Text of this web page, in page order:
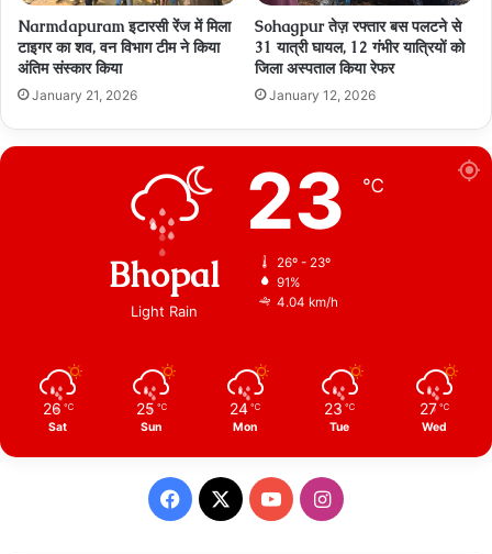
Narmdapuram इटारसी रेंज में मिला
टाइगर का शव, वन विभाग टीम ने किया
अंतिम संस्कार किया
January 21, 2026
Sohagpur तेज़ रफ्तार बस पलटने से
31 यात्री घायल, 12 गंभीर यात्रियों को
जिला अस्पताल किया रेफर
January 12, 2026
Bhopal
Light Rain
23 ℃
26º - 23º
91%
4.04 km/h
26 ℃
Sat
25 ℃
Sun
24 ℃
Mon
23 ℃
Tue
27 ℃
Wed
Facebook
X YouTubeInstagram